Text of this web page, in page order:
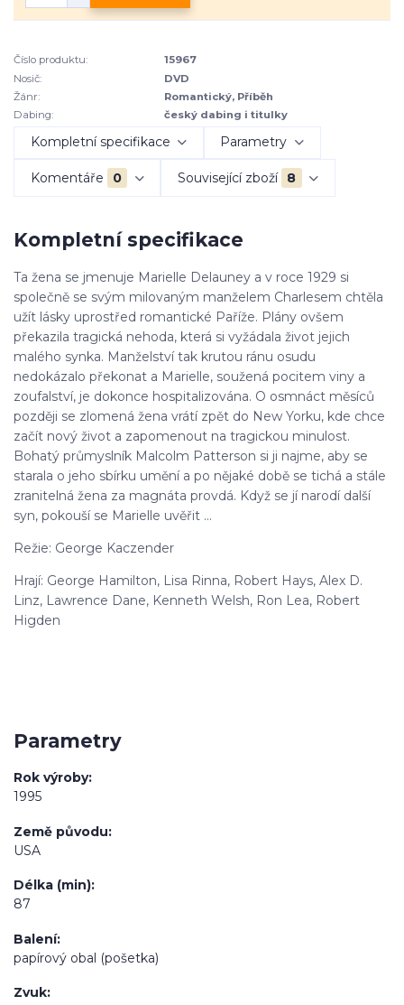
Číslo produktu:
15967
Nosič:
DVD
Žánr:
Romantický, Příběh
Dabing:
český dabing i titulky
Kompletní specifikace Parametry
Komentáře 0 Související zboží 8
Kompletní specifikace
Ta žena se jmenuje Marielle Delauney a v roce 1929 si
společně se svým milovaným manželem Charlesem chtěla
užít lásky uprostřed romantické Paříže. Plány ovšem
překazila tragická nehoda, která si vyžádala život jejich
malého synka. Manželství tak krutou ránu osudu
nedokázalo překonat a Marielle, soužená pocitem viny a
zoufalství, je dokonce hospitalizována. O osmnáct měsíců
později se zlomená žena vrátí zpět do New Yorku, kde chce
začít nový život a zapomenout na tragickou minulost.
Bohatý průmyslník Malcolm Patterson si ji najme, aby se
starala o jeho sbírku umění a po nějaké době se tichá a stále
zranitelná žena za magnáta provdá. Když se jí narodí další
syn, pokouší se Marielle uvěřit ...
Režie: George Kaczender
Hrají: George Hamilton, Lisa Rinna, Robert Hays, Alex D.
Linz, Lawrence Dane, Kenneth Welsh, Ron Lea, Robert
Higden
Parametry
Rok výroby
1995
Země původu
USA
Délka (min)
87
Balení
papírový obal (pošetka)
Zvuk